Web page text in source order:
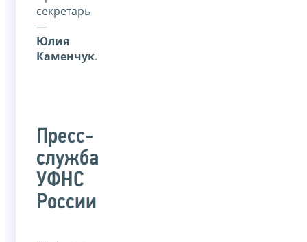
секретарь
—
Юлия
Каменчук.
Пресс-
служба
УФНС
России